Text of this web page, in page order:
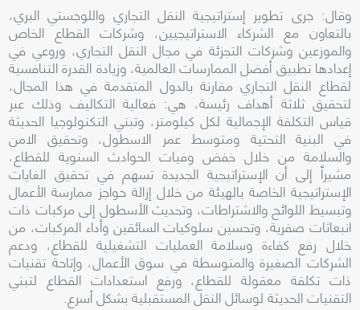
وقال: جرى تطوير إستراتيجية النقل التجاري واللوجستي البري،
بالتعاون مع الشركاء الاستراتيجيين، وشركات القطاع الخاص
والموزعين وشركات التجزئة في مجال النقل التجاري، وروعي في
إعدادها تطبيق أفضل الممارسات العالمية، وزيادة القدرة التنافسية
لقطاع النقل التجاري مقارنة بالدول المتقدمة في هذا المجال،
لتحقيق ثلاثة أهداف رئيسة، هي: فعالية التكاليف وذلك عبر
قياس التكلفة الإجمالية لكل كيلومتر، وتبني التكنولوجيا الحديثة
في البنية التحتية ومتوسط عمر الاسطول، وتحقيق الامن
والسلامة من خلال خفض وفيات الحوادث السنوية للقطاع،
مشيراً إلى أن الإستراتيجية الجديدة تسهم في تحقيق الغايات
الإستراتيجية الخاصة بالهيئة من خلال إزالة حواجز ممارسة الأعمال
وتبسيط اللوائح والاشتراطات، وتحديث الأسطول إلى مركبات ذات
انبعاثات صفرية، وتحسين سلوكيات السائقين وأداء المركبات، من
خلال رفع كفاءة وسلامة العمليات التشغيلية للقطاع، ودعم
الشركات الصغيرة والمتوسطة في سوق الأعمال، وإتاحة تقنيات
ذات تكلفة معقولة للقطاع، ورفع استعدادات القطاع لتبني
التقنيات الحديثة لوسائل النقل المستقبلية بشكل أسرع.